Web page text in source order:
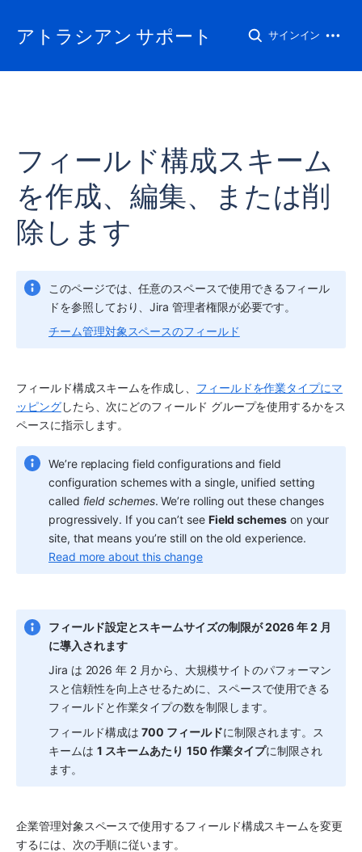
アトラシアン サポート サインイン
フィールド構成スキーム
を作成、編集、または削
除します
このページでは、任意のスペースで使用できるフィール
ドを参照しており、Jira 管理者権限が必要です。
チーム管理対象スペースのフィールド
フィールド構成スキームを作成し、 フィールドを作業タイプにマ
ッピングしたら、次にどのフィールド グループを使用するかをス
ペースに指示します。
We’re replacing field configurations and field
configuration schemes with a single, unified setting
called field schemes. We’re rolling out these changes
progressively. If you can’t see Field schemes on your
Read more about this change
フィールド設定とスキームサイズの制限が 2026 年 2 月
に導入されます
Jira は 2026 年 2 月から、大規模サイトのパフォーマン
スと信頼性を向上させるために、
スペースで使用できる
フィールドと作業タイプの数を制限します。
フィールド構成は 700 フィールドに制限されます。ス
キームは 1 スキームあたり 150 作業タイプに制限され
ます。
企業管理対象 スペースで使用するフィールド構成スキームを変更
するには、次の手順に従います。